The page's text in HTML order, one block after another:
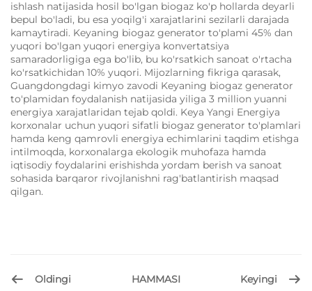
ishlash natijasida hosil bo'lgan biogaz ko'p hollarda deyarli
bepul bo'ladi, bu esa yoqilg'i xarajatlarini sezilarli darajada
kamaytiradi. Keyaning biogaz generator to'plami 45% dan
yuqori bo'lgan yuqori energiya konvertatsiya
samaradorligiga ega bo'lib, bu ko'rsatkich sanoat o'rtacha
ko'rsatkichidan 10% yuqori. Mijozlarning fikriga qarasak,
Guangdongdagi kimyo zavodi Keyaning biogaz generator
to'plamidan foydalanish natijasida yiliga 3 million yuanni
energiya xarajatlaridan tejab qoldi. Keya Yangi Energiya
korxonalar uchun yuqori sifatli biogaz generator to'plamlari
hamda keng qamrovli energiya echimlarini taqdim etishga
intilmoqda, korxonalarga ekologik muhofaza hamda
iqtisodiy foydalarini erishishda yordam berish va sanoat
sohasida barqaror rivojlanishni rag'batlantirish maqsad
qilgan.
Oldingi HAMMASI Keyingi